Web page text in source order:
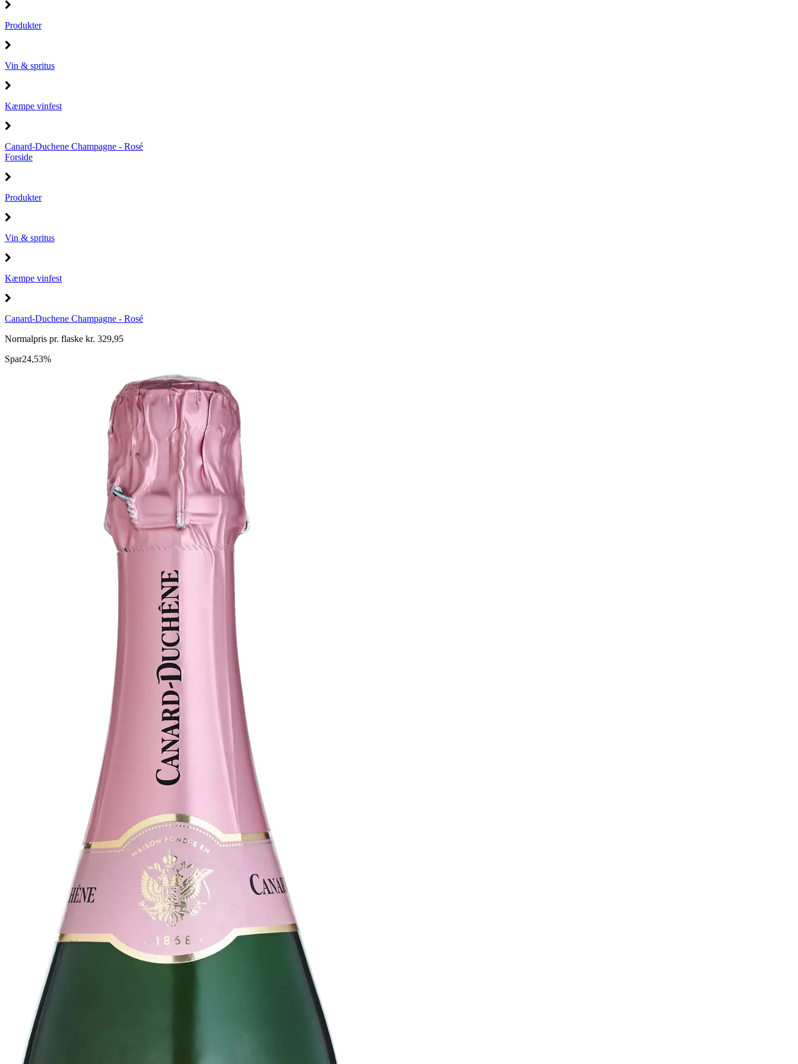
Produkter
Vin & spritus
Kæmpe vinfest
Canard-Duchene Champagne - Rosé
Forside
Produkter
Vin & spritus
Kæmpe vinfest
Canard-Duchene Champagne - Rosé
Normalpris pr. flaske kr. 329,95
Spar24,53%